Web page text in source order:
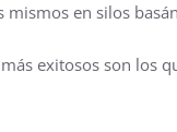
mismos en silos
exitosos son los